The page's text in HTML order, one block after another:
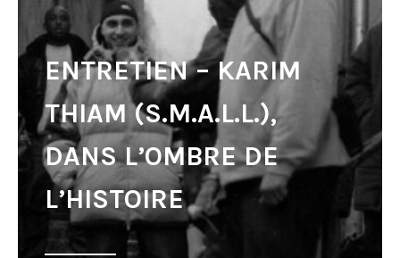
ENTRETIEN – KARIM
THIAM (S.M.A.L.L.),
DANS L’OMBRE DE
L’HISTOIRE